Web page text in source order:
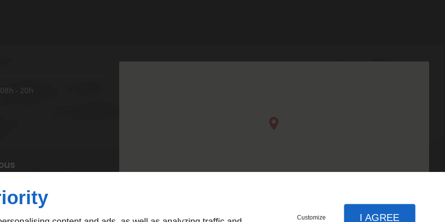
08h - 20h
Customize I AGREE